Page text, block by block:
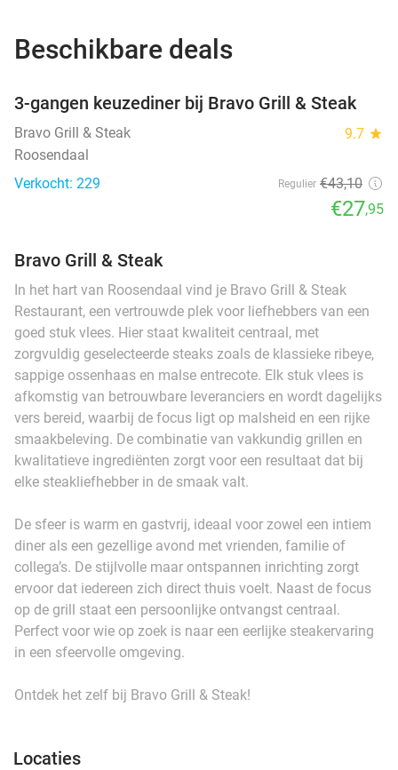
Beschikbare deals
3-gangen keuzediner bij Bravo Grill & Steak
Bravo Grill & Steak 9.7 star
Roosendaal
Verkocht: 229
Regulier €43,10
€27,95
Bravo Grill & Steak
In het hart van Roosendaal vind je Bravo Grill & Steak
Restaurant, een vertrouwde plek voor liefhebbers van een
goed stuk vlees. Hier staat kwaliteit centraal, met
zorgvuldig geselecteerde steaks zoals de klassieke ribeye,
sappige ossenhaas en malse entrecote. Elk stuk vlees is
afkomstig van betrouwbare leveranciers en wordt dagelijks
vers bereid, waarbij de focus ligt op malsheid en een rijke
smaakbeleving. De combinatie van vakkundig grillen en
kwalitatieve ingrediënten zorgt voor een resultaat dat bij
elke steakliefhebber in de smaak valt.
De sfeer is warm en gastvrij, ideaal voor zowel een intiem
diner als een gezellige avond met vrienden, familie of
collega’s. De stijlvolle maar ontspannen inrichting zorgt
ervoor dat iedereen zich direct thuis voelt. Naast de focus
op de grill staat een persoonlijke ontvangst centraal.
Perfect voor wie op zoek is naar een eerlijke steakervaring
in een sfeervolle omgeving.
Ontdek het zelf bij Bravo Grill & Steak!
Locaties